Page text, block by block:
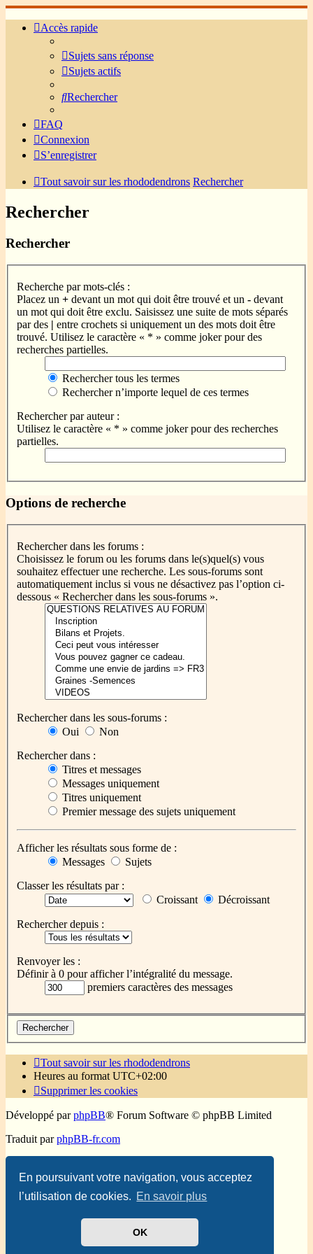
En poursuivant votre navigation, vous acceptez
l’utilisation de cookies. En savoir plus
OK
Accès rapide
Sujets sans réponse
Sujets actifs
Rechercher
FAQ
Connexion
S’enregistrer
Tout savoir sur les rhododendrons Rechercher
Rechercher
Rechercher
Recherche par mots-clés :
Placez un + devant un mot qui doit être trouvé et un - devant
un mot qui doit être exclu. Saisissez une suite de mots séparés
par des | entre crochets si uniquement un des mots doit être
trouvé. Utilisez le caractère « * » comme joker pour des
recherches partielles.
Rechercher tous les termes
Rechercher n’importe lequel de ces termes
Rechercher par auteur :
Utilisez le caractère « * » comme joker pour des recherches
partielles.
Options de recherche
Rechercher dans les forums :
Choisissez le forum ou les forums dans le(s)quel(s) vous
souhaitez effectuer une recherche. Les sous-forums sont
automatiquement inclus si vous ne désactivez pas l’option ci-
dessous « Rechercher dans les sous-forums ».
Rechercher dans les sous-forums :
Oui
Non
Rechercher dans :
Titres et messages
Messages uniquement
Titres uniquement
Premier message des sujets uniquement
Afficher les résultats sous forme de :
Messages
Sujets
Classer les résultats par :
Croissant
Décroissant
Rechercher depuis :
Renvoyer les :
Définir à 0 pour afficher l’intégralité du message.
premiers caractères des messages
Tout savoir sur les rhododendrons
Heures au format UTC+02:00
Supprimer les cookies
Développé parphpBB® Forum Software © phpBB Limited
Traduit parphpBB-fr.com
Confidentialité